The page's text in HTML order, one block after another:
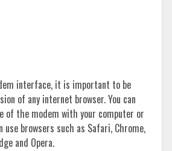
interface, it is important to be
of any internet browser. You can
of the modem with your computer or
use browsers such as Safari, Chrome,
and Opera.